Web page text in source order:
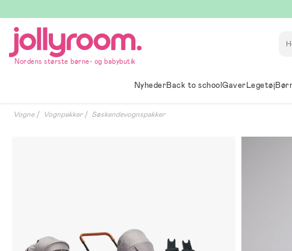
till
innehållet
Nordens største børne- og babybutik
NyhederBack to schoolGaverLegetøj
Vogne Vognpakker Søskendevognspakker